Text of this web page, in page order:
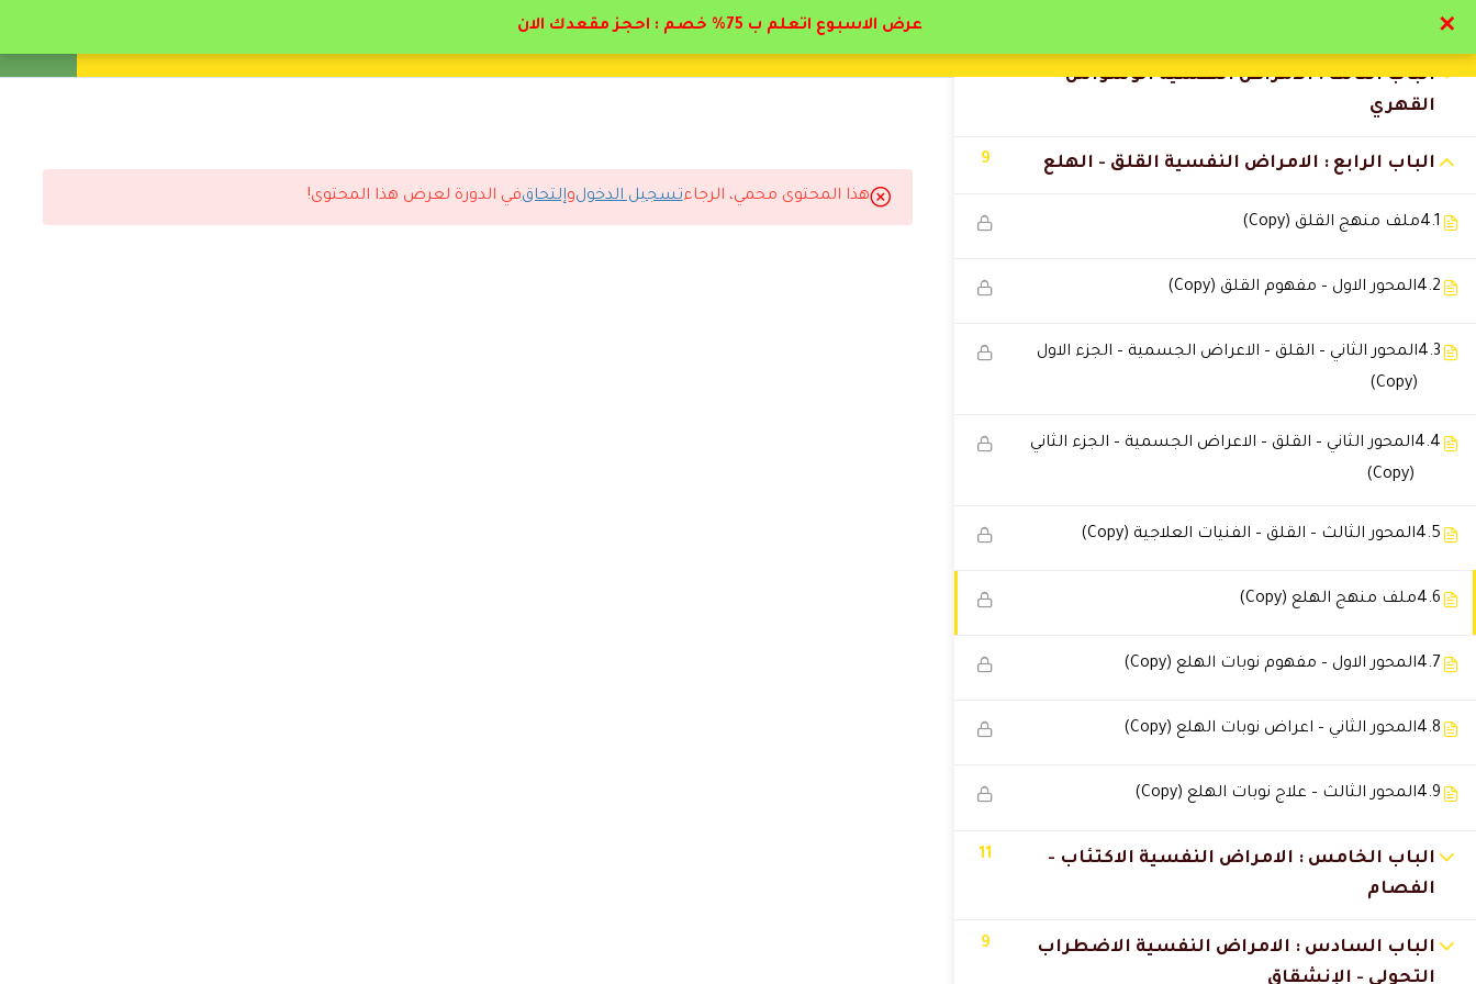
تواصل معنا
الباب الثالث : الامراض النفسية الوسواس
القهري
الباب الرابع : الامراض النفسية القلق - الهلع 9
4.1ملف منهج القلق (Copy)
4.2المحور الاول – مفهوم القلق (Copy)
4.3المحور الثاني – القلق – الاعراض الجسمية – الجزء الاول
(Copy)
4.4المحور الثاني – القلق – الاعراض الجسمية – الجزء الثاني
(Copy)
4.5المحور الثالث – القلق – الفنيات العلاجية (Copy)
4.6ملف منهج الهلع (Copy)
4.7المحور الاول – مفهوم نوبات الهلع (Copy)
4.8المحور الثاني – اعراض نوبات الهلع (Copy)
4.9المحور الثالث – علاج نوبات الهلع (Copy)
الباب الخامس : الامراض النفسية الاكتئاب -
الفصام
11
الباب السادس : الامراض النفسية الاضطراب
التحولي - الإنشقاق
9
هذا المحتوى محمي، الرجاءتسجيل الدخولوإلتحاقفي الدورة لعرض هذا المحتوى!
عرض الاسبوع اتعلم ب 75% خصم : احجز مقعدك الان ✕